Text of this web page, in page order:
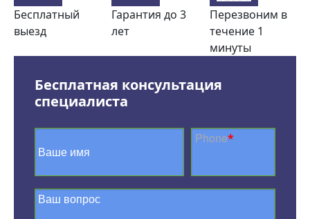
Бесплатный
выезд
Гарантия до 3
лет
Перезвоним в
течение 1
минуты
Бесплатная консультация
специалиста
Phone*